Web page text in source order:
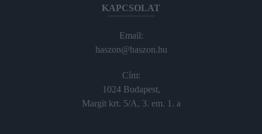
KAPCSOLAT
Email:
haszon@haszon.hu
Cím:
1024 Budapest,
Margit krt. 5/A, 3. em. 1. a